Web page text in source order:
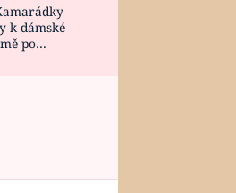
k dámské
po